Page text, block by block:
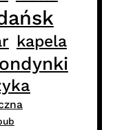
kapela